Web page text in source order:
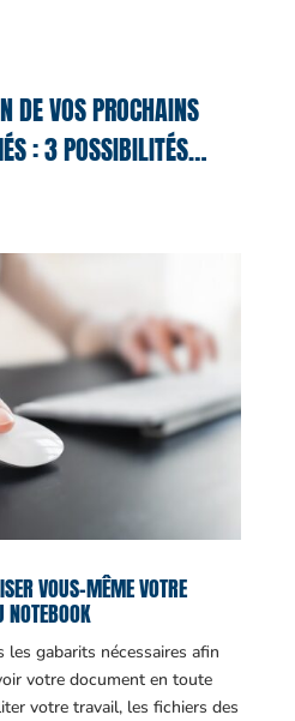
DE VOS PROCHAINS
: 3 POSSIBILITÉS…
VOUS-MÊME VOTRE
NOTEBOOK
gabarits nécessaires afin
votre document en toute
votre travail, les fichiers des